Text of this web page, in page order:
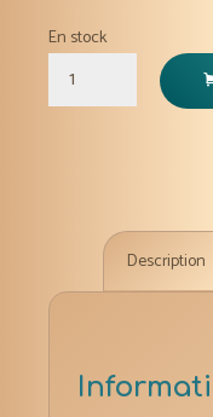
En stock
quantité
de
essentielle
5
Description